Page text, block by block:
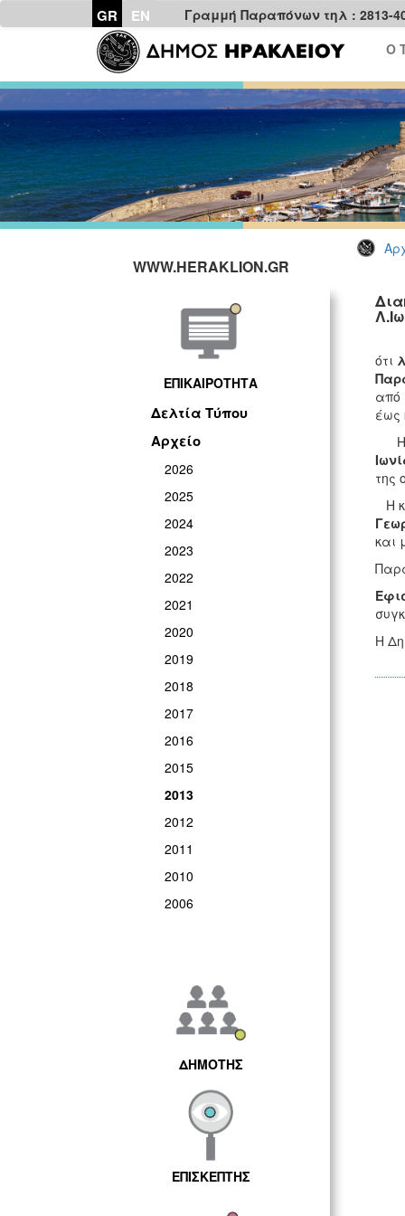
GR EN
Γραμμή Παραπόνων τηλ : 2813-
Ο
WWW.HERAKLION.GR
ΕΠΙΚΑΙΡΟΤΗΤΑ
Δελτία Τύπου
Αρχείο
2026
2025
2024
2023
2022
2021
2020
2019
2018
2017
2016
2015
2013
2012
2011
2010
2006
ΔΗΜΟΤΗΣ
ΕΠΙΣΚΕΠΤΗΣ
ότι
από
έως
Η
της
Η
και
Η